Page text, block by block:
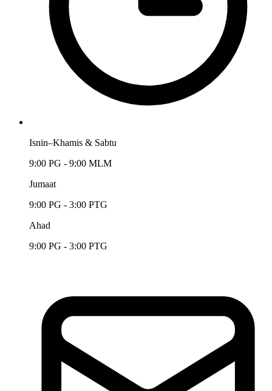
Isnin–Khamis & Sabtu
9:00 PG - 9:00 MLM
Jumaat
9:00 PG - 3:00 PTG
Ahad
9:00 PG - 3:00 PTG